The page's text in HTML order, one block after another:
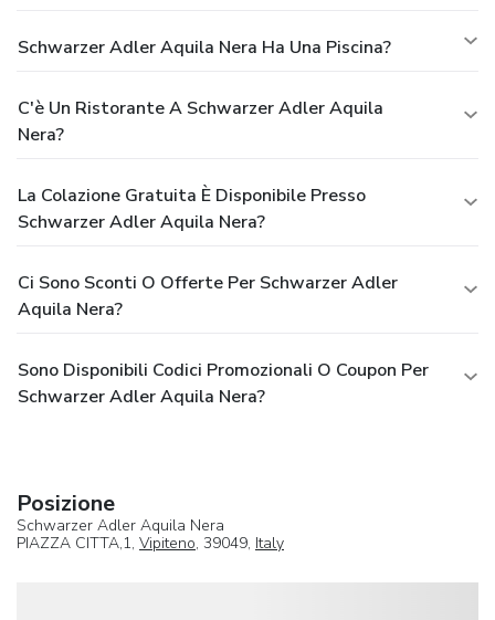
Schwarzer Adler Aquila Nera Ha Una Piscina?
C'è Un Ristorante A Schwarzer Adler Aquila
Nera?
La Colazione Gratuita È Disponibile Presso
Schwarzer Adler Aquila Nera?
Ci Sono Sconti O Offerte Per Schwarzer Adler
Aquila Nera?
Sono Disponibili Codici Promozionali O Coupon Per
Schwarzer Adler Aquila Nera?
Posizione
Schwarzer Adler Aquila Nera
PIAZZA CITTA,1, Vipiteno, 39049, Italy